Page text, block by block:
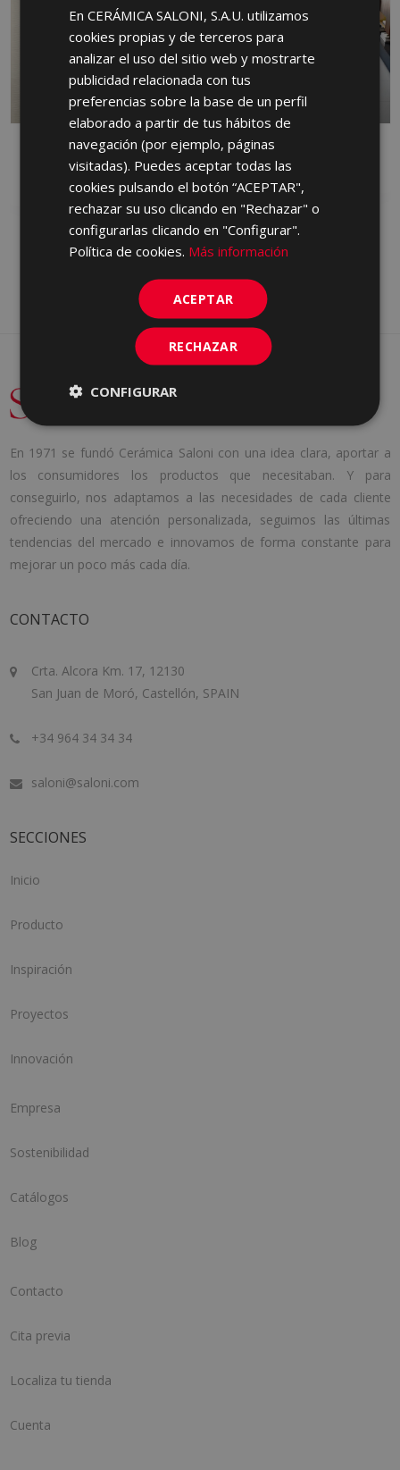
DANDY
PASTA ROJA, PORCELANICO, PASTA
FRONT
PORCELANICO
En 1971 se fundó Cerámica Saloni con una idea clara, aportar a
los consumidores los productos que necesitaban. Y para
conseguirlo, nos adaptamos a las necesidades de cada cliente
ofreciendo una atención personalizada, seguimos las últimas
tendencias del mercado e innovamos de forma constante para
mejorar un poco más cada día.
CONTACTO
Crta. Alcora Km. 17, 12130
San Juan de Moró, Castellón, SPAIN
+34 964 34 34 34
saloni@saloni.com
SECCIONES
Inicio
Producto
Inspiración
Proyectos
Innovación
Empresa
Sostenibilidad
Catálogos
Blog
Contacto
Cita previa
Localiza tu tienda
Cuenta
SPANISH
ENGLISH
GERMAN
En CERÁMICA SALONI, S.A.U. utilizamos
cookies propias y de terceros para
analizar el uso del sitio web y mostrarte
publicidad relacionada con tus
preferencias sobre la base de un perfil
elaborado a partir de tus hábitos de
navegación (por ejemplo, páginas
visitadas). Puedes aceptar todas las
cookies pulsando el botón “ACEPTAR",
rechazar su uso clicando en "Rechazar" o
configurarlas clicando en "Configurar".
Política de cookies. Más información
ACEPTAR
RECHAZAR
CONFIGURAR